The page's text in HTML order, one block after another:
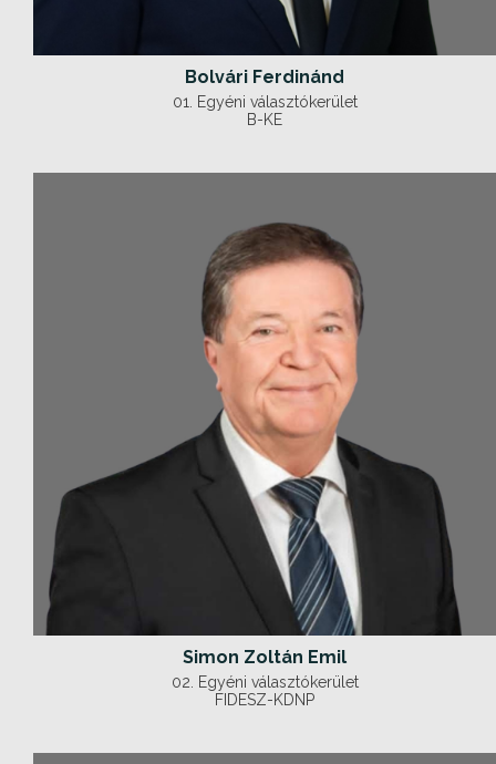
Bolvári Ferdinánd
01. Egyéni választókerület
B-KE
Simon Zoltán Emil
02. Egyéni választókerület
FIDESZ-KDNP